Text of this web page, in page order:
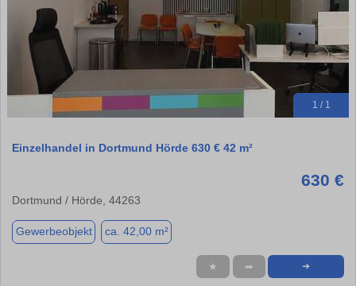
1 / 1
Einzelhandel in Dortmund Hörde 630 € 42 m²
630 €
Dortmund / Hörde, 44263
Gewerbeobjekt ca. 42,00 m²
★ ➦ ➜